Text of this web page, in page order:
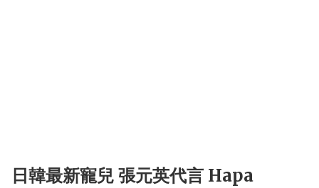
日韓最新寵兒 張元英代言 Hapa